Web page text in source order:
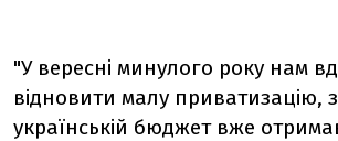
"У вересні минулого року нам
відновити малу приватизацію,
українській бюджет вже